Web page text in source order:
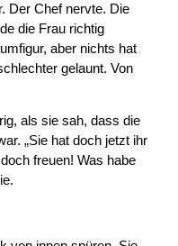
Der Chef nervte. Die
die Frau richtig
aber nichts hat
gelaunt. Von
als sie sah, dass die
„Sie hat doch jetzt ihr
freuen! Was habe